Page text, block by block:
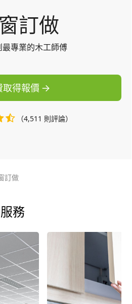
訂做
最專業的木工師傅
取得報價
（4,511 則評論）
訂做
務